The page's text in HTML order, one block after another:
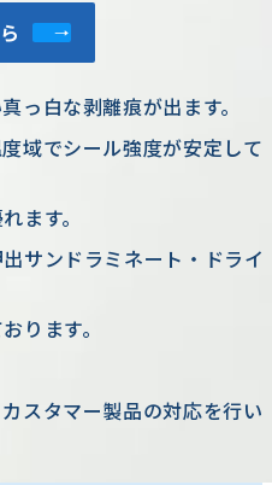
っ白な剥離痕が出ます。
域でシール強度が安定して
ます。
サンドラミネート・ドライ
ります。
スタマー製品の対応を行い